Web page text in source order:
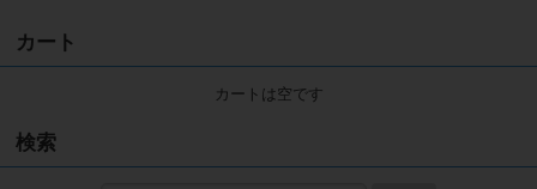
カート
カートは空です
検索